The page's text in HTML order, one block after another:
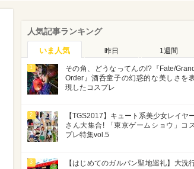
人気記事ランキング
いま人気 昨日 1週間
1
その角、どうなってんの!?『Fate/Grand
Order』酒呑童子の幻惑的な美しさを
現したコスプレ
2
【TGS2017】キュート系美少女レイヤ
さん大集合! 「東京ゲームショウ」コ
プレ特集vol.5
3
【はじめてのガルパン聖地巡礼】大洗